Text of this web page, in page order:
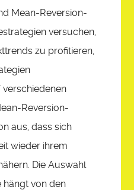
Mean-Reversion-
versuchen,
zu profitieren,
Reversion-
aus, dass sich
wieder ihrem
Die Auswahl
hängt von den